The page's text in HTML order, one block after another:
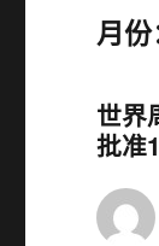
月
世界
批准